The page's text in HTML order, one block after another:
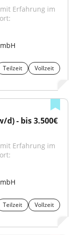
Teilzeit
Vollzeit
- bis 3.500€
Teilzeit
Vollzeit